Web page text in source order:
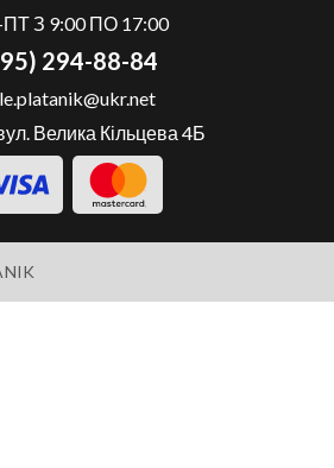
З 9:00 ПО 17:00
294-88-84
Велика Кільцева 4Б